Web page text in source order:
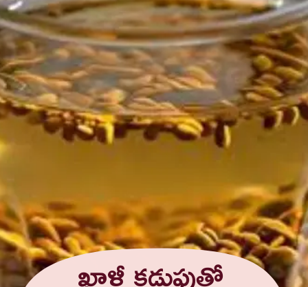
ఖాళీ కడుపుతో